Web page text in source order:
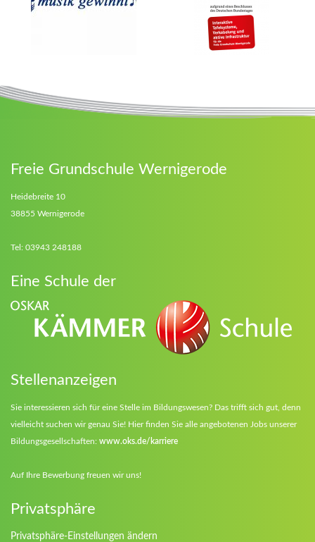
Freie Grundschule Wernigerode
Heidebreite 10
38855 Wernigerode
Tel: 03943 248188
Eine Schule der
Stellenanzeigen
Sie interessieren sich für eine Stelle im Bildungswesen? Das trifft sich gut, denn
vielleicht suchen wir genau Sie! Hier finden Sie alle angebotenen Jobs unserer
Bildungsgesellschaften: www.oks.de/karriere
Auf Ihre Bewerbung freuen wir uns!
Privatsphäre
Privatsphäre-Einstellungen ändern